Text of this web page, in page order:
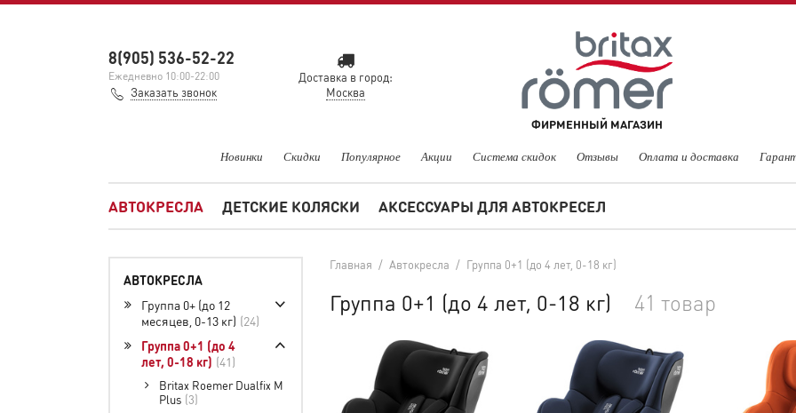
8(905) 536-52-22
Ежедневно 10:00-22:00
Заказать звонок
Доставка в город:
Москва
ФИРМЕННЫЙ МАГАЗИН
Новинки Скидки Популярное Акции Система скидок Отзывы Оплата и доставка
АВТОКРЕСЛА ДЕТСКИЕ КОЛЯСКИ АКСЕССУАРЫ ДЛЯ АВТОКРЕСЕЛ
Главная / Автокресла / Группа 0+1 (до 4 лет, 0-18 кг)
Группа 0+1 (до 4 лет, 0-18 кг) 41 товар
АВТОКРЕСЛА
Группа 0+ (до 12
месяцев, 0-13 кг) 24
Группа 0+1 (до 4
лет, 0-18 кг) 41
Britax Roemer Dualfix M
Plus 3